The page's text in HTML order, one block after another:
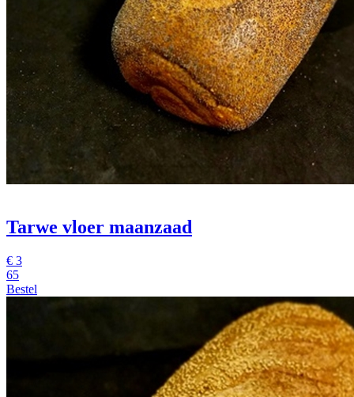
Tarwe vloer maanzaad
€ 3
65
Bestel